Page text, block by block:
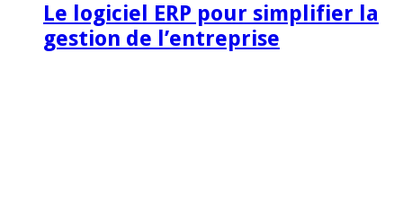
Le logiciel ERP pour simplifier la
gestion de l’entreprise